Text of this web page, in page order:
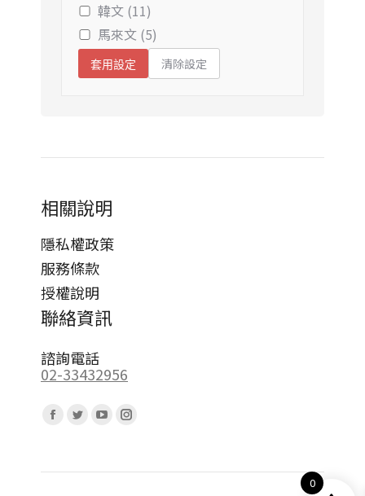
韓文 (11)
馬來文 (5)
套用設定 清除設定
相關說明
隱私權政策
服務條款
授權說明
聯絡資訊
諮詢電話
02-33432956
Facebook
opens
Twitter
opens
YouTube
opens
Instagram
opens
0